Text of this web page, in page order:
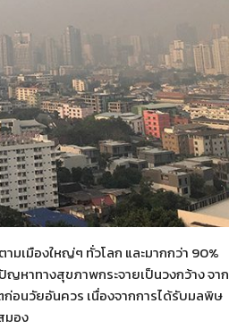
มเมืองใหญ่ๆ ทั่วโลก และมากกว่า 90%
หาทางสุขภาพกระจายเป็นวงกว้าง จาก
อนวัยอันควร เนื่องจากการได้รับมลพิษ
มอง